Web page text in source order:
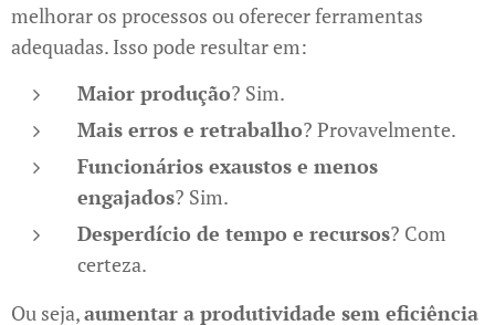
melhorar os processos ou oferecer ferramentas
adequadas. Isso pode resultar em:
Maior produção? Sim.
Mais erros e retrabalho? Provavelmente.
Funcionários exaustos e menos
engajados? Sim.
Desperdício de tempo e recursos? Com
certeza.
Ou seja,aumentar a produtividade sem eficiência